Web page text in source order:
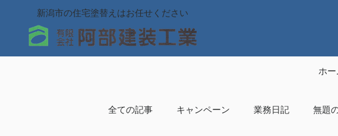
新潟市の住宅塗替えはお任せください
ホー
全ての記事 キャンペーン 業務日記 無題